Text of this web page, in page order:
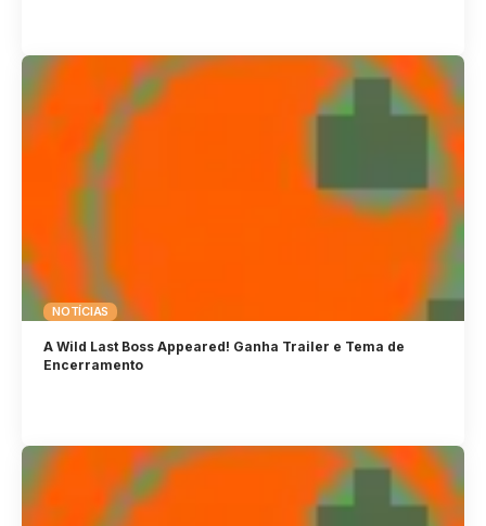
NOTÍCIAS
A Wild Last Boss Appeared! Ganha Trailer e Tema de
Encerramento